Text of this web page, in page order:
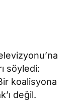
söyledi:
koalisyona
değil.